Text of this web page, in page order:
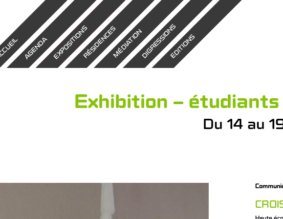
AGENDAEXPOSITIONSRÉSIDENCESMÉDIATIONDIGRESSIONSEDITIONS
Exhibition –
Du 14 au